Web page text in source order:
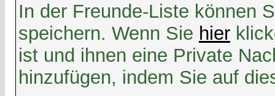
In der Freunde-Liste können
speichern. Wenn Sie hier
ist und ihnen eine Private
hinzufügen, indem Sie auf